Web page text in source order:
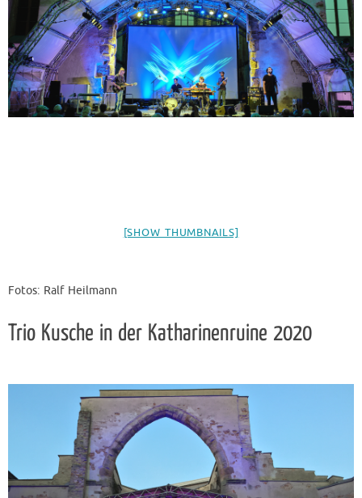
[SHOW THUMBNAILS]
Fotos: Ralf Heilmann
Trio Kusche in der Katharinenruine 2020